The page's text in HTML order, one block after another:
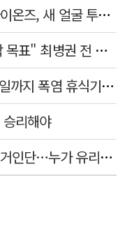
'새 아시아쿼터는 어떨까' 삼성 라이온즈, 새 얼굴 투수 미야모리 영입
"가진 재능 나누는 게 생애 마지막 목표" 최병권 전 대구체고 복싱 감독
'단비같은 휴식' 삼성 라이온즈, 9일까지 폭염 휴식기에 재정비
리해야
2만명까지 커진 축구협회 회장 선거인단…누가 유리할까